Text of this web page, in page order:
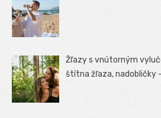
Žľazy s vnútorným
štítna žľaza, nadobličky